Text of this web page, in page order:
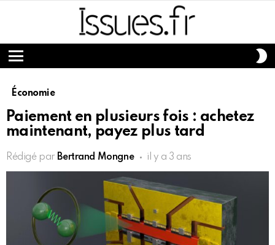
Menu
Économie
Paiement en plusieurs fois : achetez
maintenant, payez plus tard
Rédigé par Bertrand Mongne il y a 3 ans